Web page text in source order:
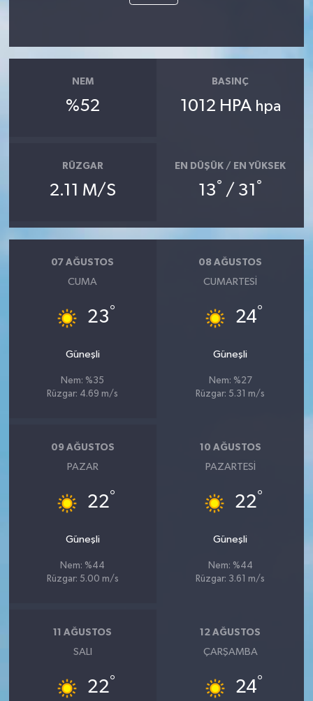
NEM
%52
BASINÇ
1012 HPA hpa
RÜZGAR
2.11 M/S
EN DÜŞÜK / EN YÜKSEK
13° / 31 °
07 AĞUSTOS
CUMA
23°
Güneşli
Nem: %35
Rüzgar: 4.69 m/s
08 AĞUSTOS
CUMARTESI
24°
Güneşli
Nem: %27
Rüzgar: 5.31 m/s
09 AĞUSTOS
PAZAR
22°
Güneşli
Nem: %44
Rüzgar: 5.00 m/s
10 AĞUSTOS
PAZARTESI
22°
Güneşli
Nem: %44
Rüzgar: 3.61 m/s
11 AĞUSTOS
SALI
22°
12 AĞUSTOS
ÇARŞAMBA
24°